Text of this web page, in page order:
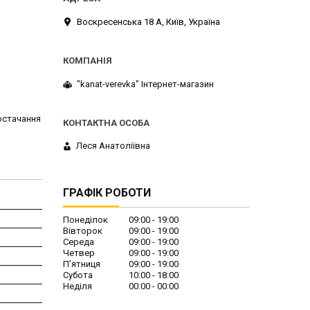
Воскресенська 18 А, Київ, Україна
"kanat-verevka" Інтернет-магазин
Леся Анатоліївна
ГРАФІК РОБОТИ
Понеділок 09:00
19:00
Вівторок
09:00
19:00
Середа
09:00
19:00
Четвер
09:00
19:00
Пʼятниця
09:00
19:00
Субота
10:00
18:00
Неділя
00:00 00:00